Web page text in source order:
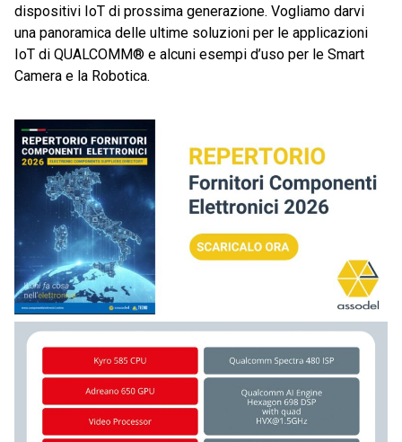
dispositivi IoT di prossima generazione. Vogliamo darvi
una panoramica delle ultime soluzioni per le applicazioni
IoT di QUALCOMM® e alcuni esempi d’uso per le Smart
Camera e la Robotica.